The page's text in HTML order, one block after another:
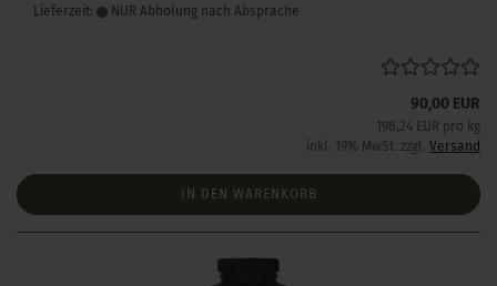
Lieferzeit: NUR Abholung nach Absprache
90,00 EUR
198,24 EUR pro kg
inkl. 19% MwSt. zzgl. Versand
IN DEN WARENKORB